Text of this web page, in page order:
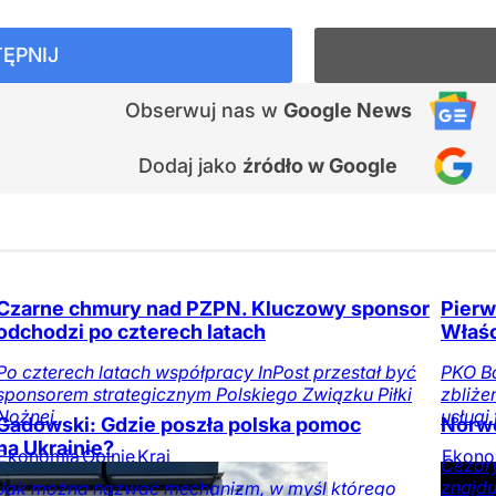
Obserwuj nas w Google News
Dodaj jako źródło w Google
chmury nad PZPN. Kluczowy sponsor
po czterech latach
czterech latach współpracy InPost przestał być
strategicznym Polskiego Związku Piłki
OpinieKraj
PKO
Gdzie poszła polska pomoc
Ukrainie?
można nazwać mechanizm, w myśl którego